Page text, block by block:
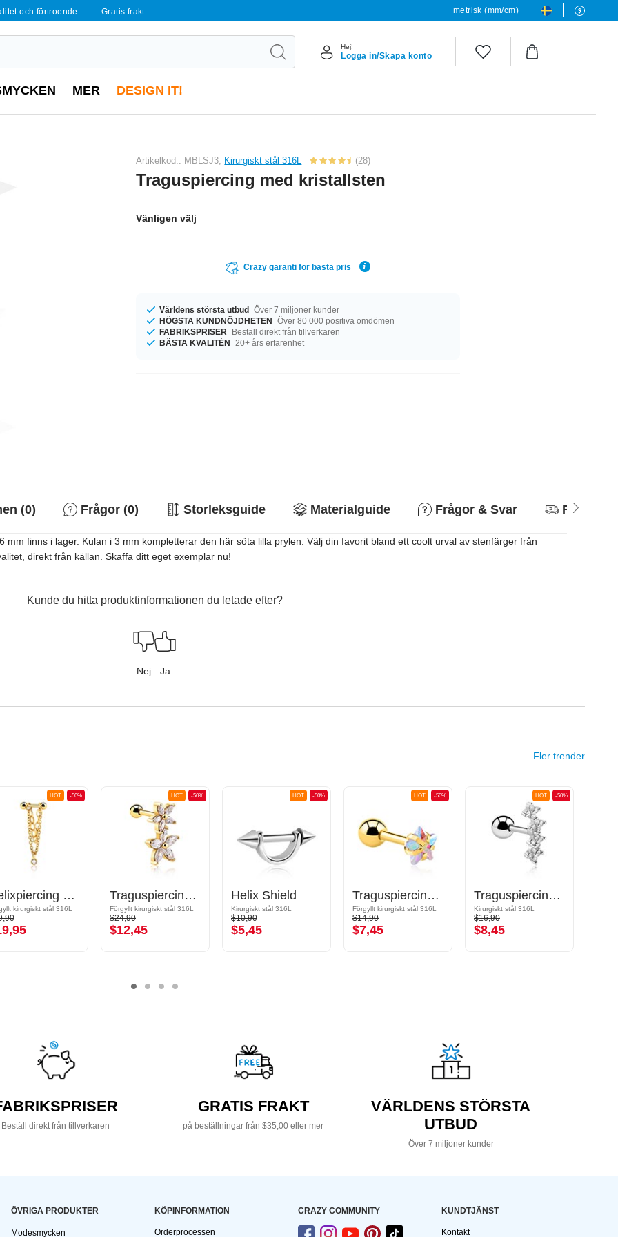
och förtroende Gratis frakt metrisk (mm/cm)
Hej!
Logga in/Skapa konto
MER DESIGN IT!
Artikelkod.: MBLSJ3, Kirurgiskt stål 316L (28)
Traguspiercing med kristallsten
Vänligen välj
Crazy garanti för bästa pris
Världens största utbud Över 7 miljoner kunder
HÖGSTA KUNDNÖJDHETEN Över 80 000 positiva omdömen
FABRIKSPRISER
Beställ direkt från tillverkaren
BÄSTA KVALITÉN
20+ års erfarenhet
(0) Frågor (0) Storleksguide Materialguide Frågor & Svar
finns i lager. Kulan i 3 mm kompletterar den här söta lilla prylen. Välj din favorit bland ett coolt urval av stenfärger från
direkt från källan. Skaffa ditt eget exemplar nu!
Kunde du hitta produktinformationen du letade efter?
Nej Ja
Fler trender
-50%
HOT
Helixpiercing med kedja och kristallsten
kirurgiskt stål 316L
-50%
HOT
Traguspiercing med blommig design och kristallstenar
Förgyllt kirurgiskt stål 316L
$24,90
$12,45
-50%
HOT
Helix Shield
Kirurgiskt stål 316L
$10,90
$5,45
-50%
HOT
Traguspiercing med kristallstjärna
Förgyllt kirurgiskt stål 316L
$14,90
$7,45
-50%
HOT
Traguspiercing med kristallstenar
Kirurgiskt stål 316L
$16,90
$8,45
Beställ direkt från tillverkaren
GRATIS FRAKT
på beställningar från $35,00 eller mer
VÄRLDENS STÖRSTA
UTBUD
Över 7 miljoner kunder
ÖVRIGA PRODUKTER
Modesmycken
KÖPINFORMATION
Orderprocessen
CRAZY COMMUNITY KUNDTJÄNST
Kontakt